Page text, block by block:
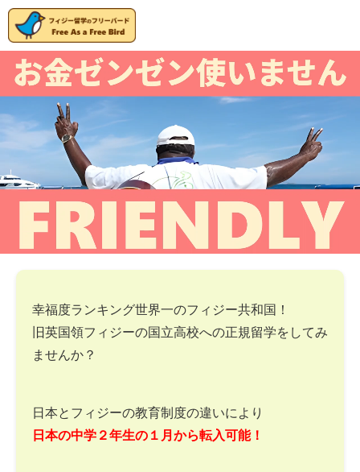
幸福度ランキング世界一のフィジー共和国！
旧英国領フィジーの国立高校への正規留学をしてみ
ませんか？
日本とフィジーの教育制度の違いにより
日本の中学２年生の１月から転入可能！